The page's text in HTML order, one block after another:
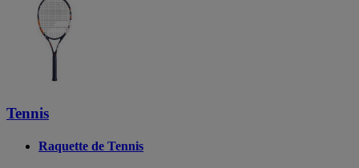
Tennis
Raquette de Tennis